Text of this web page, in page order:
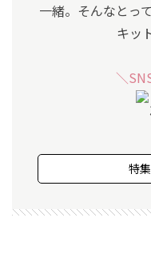
一緒。そんなとっ
キッ
＼
特